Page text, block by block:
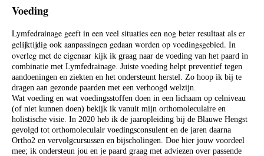
Voeding
Lymfedrainage geeft in een veel situaties een nog beter resultaat als er
gelijktijdig ook aanpassingen gedaan worden op voedingsgebied. In
overleg met de eigenaar kijk ik graag naar de voeding van het paard in
combinatie met Lymfedrainage. Juiste voeding helpt preventief tegen
aandoeningen en ziekten en het ondersteunt herstel. Zo hoop ik bij te
dragen aan gezonde paarden met een verhoogd welzijn.
Wat voeding en wat voedingsstoffen doen in een lichaam op celniveau
(of niet kunnen doen) bekijk ik vanuit mijn orthomoleculaire en
holistische visie. In 2020 heb ik de jaaropleiding bij de Blauwe Hengst
gevolgd tot orthomoleculair voedingsconsulent en de jaren daarna
Ortho2 en vervolgcursussen en bijscholingen. Doe hier jouw voordeel
mee; ik ondersteun jou en je paard graag met adviezen over passende